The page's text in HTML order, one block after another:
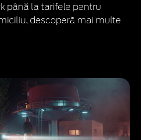
până la tarifele pentru
descoperă mai multe